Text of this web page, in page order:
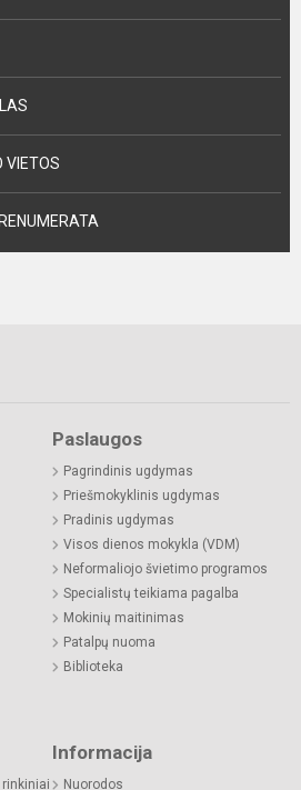
VIETOS
Paslaugos
Pagrindinis ugdymas
Priešmokyklinis ugdymas
Pradinis ugdymas
Visos dienos mokykla (VDM)
Neformaliojo švietimo programos
Specialistų teikiama pagalba
Mokinių maitinimas
Patalpų nuoma
Biblioteka
Informacija
Nuorodos